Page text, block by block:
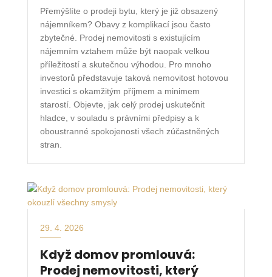
Přemýšlíte o prodeji bytu, který je již obsazený
nájemníkem? Obavy z komplikací jsou často
zbytečné. Prodej nemovitosti s existujícím
nájemním vztahem může být naopak velkou
příležitostí a skutečnou výhodou. Pro mnoho
investorů představuje taková nemovitost hotovou
investici s okamžitým příjmem a minimem
starostí. Objevte, jak celý prodej uskutečnit
hladce, v souladu s právními předpisy a k
oboustranné spokojenosti všech zúčastněných
stran.
29. 4. 2026
Když domov promlouvá:
Prodej nemovitosti, který